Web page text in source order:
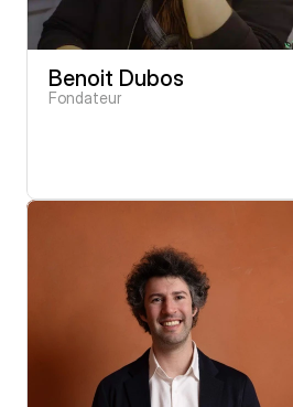
Benoit Dubos
Fondateur